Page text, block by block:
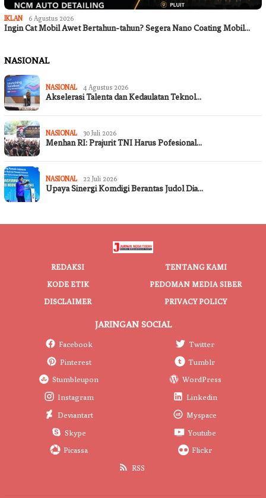
IKLAN 6 Agustus 2026
Ingin Cat Mobil Awet Bertahun-tahun? Segera Nano Coating Mobil…
NASIONAL
NASIONAL 4 Agustus 2026
Akselerasi Talenta dan Kedaulatan Teknol…
NASIONAL 30 Juli 2026
Menhan RI: Prajurit TNI Harus Pofesional…
NASIONAL 22 Juli 2026
Upaya Sinergi Komdigi Berantas Judol Dia…
REDAKSI
TENTANG KAMI
KODE ETIK
PEDOMAN MEDIA SIBER
DISCLAIMER
PRIVACY POLICY
JARINGAN SOCIAL
Facebook
Twitter
Pinterest
Tumblr
Stumbleupon
WordPress
Instagram
Linkedin
Deviantart
Myspace
Skype
Youtube
Picassa
Flickr
RSS